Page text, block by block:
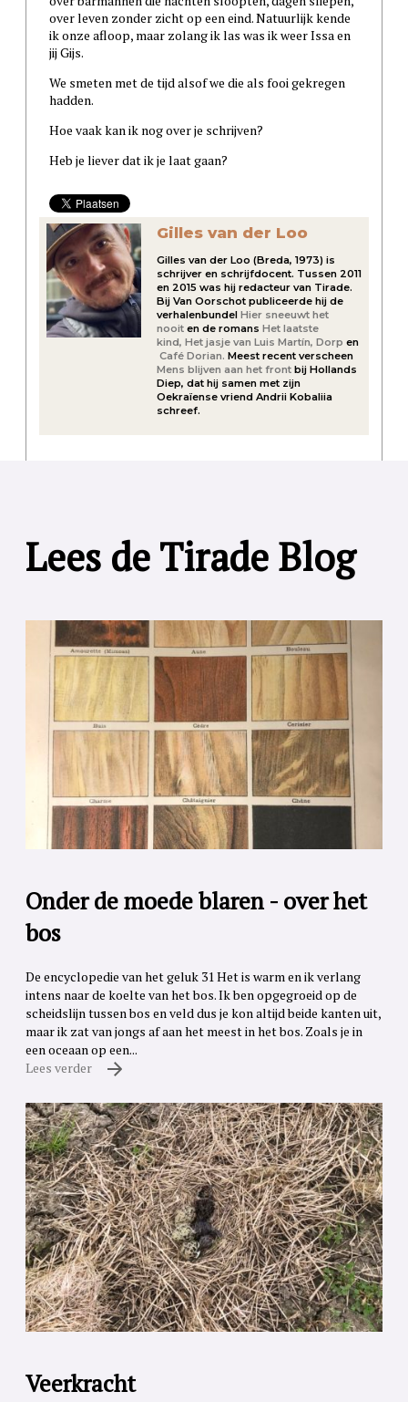
over leven zonder zicht op een eind. Natuurlijk kende
ik onze afloop, maar zolang ik las was ik weer Issa en
jij Gijs.
We smeten met de tijd alsof we die als fooi gekregen
hadden.
Hoe vaak kan ik nog over je schrijven?
Heb je liever dat ik je laat gaan?
Gilles van der Loo
Gilles van der Loo (Breda, 1973) is
schrijver en schrijfdocent. Tussen 2011
en 2015 was hij redacteur van Tirade.
Bij Van Oorschot publiceerde hij de
verhalenbundelHier sneeuwt het
nooit en de romansHet laatste
kind, Het jasje van Luis Martín, Dorp en
Café Dorian. Meest recent verscheen
Mens blijven aan het front bij Hollands
Diep, dat hij samen met zijn
Oekraïense vriend Andrii Kobaliia
schreef.
Lees de Tirade Blog
Onder de moede blaren - over het
bos
De encyclopedie van het geluk 31 Het is warm en ik verlang
intens naar de koelte van het bos. Ik ben opgegroeid op de
scheidslijn tussen bos en veld dus je kon altijd beide kanten uit,
maar ik zat van jongs af aan het meest in het bos. Zoals je in
een oceaan op een...
Lees verder
Veerkracht